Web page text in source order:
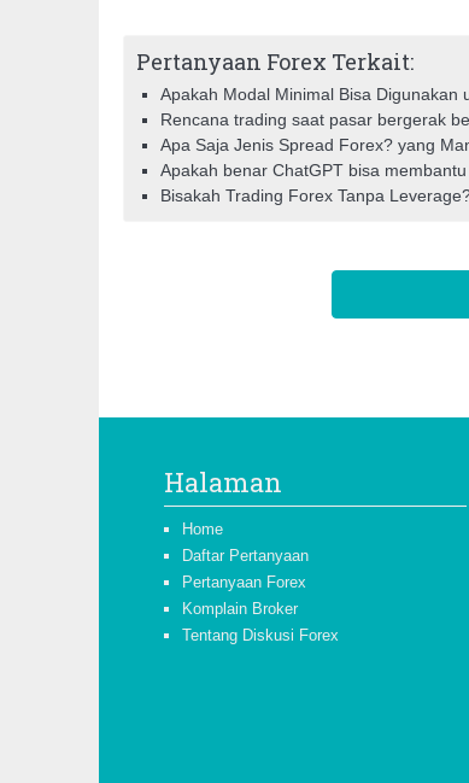
Pertanyaan Forex Terkait:
Apakah Modal Minimal Bisa Digunakan
Rencana trading saat pasar bergerak
Apa Saja Jenis Spread Forex? yang
Apakah benar ChatGPT bisa
Bisakah Trading Forex Tanpa
Halaman
Home
Daftar Pertanyaan
Pertanyaan Forex
Komplain Broker
Tentang Diskusi Forex